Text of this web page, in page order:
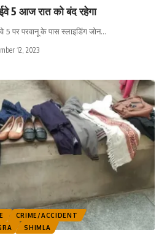
5 आज रात को बंद रहेगा
5 पर परवानू के पास स्लाइडिंग जोन…
12, 2023
CRIME/ACCIDENT
SHIMLA